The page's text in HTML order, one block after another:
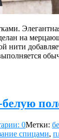
на
нити
0Метки:
спицами,